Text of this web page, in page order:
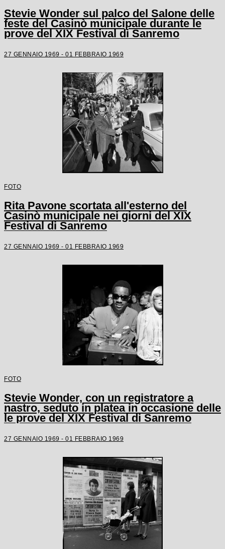
Stevie Wonder sul palco del Salone delle
feste del Casinò municipale durante le
prove del XIX Festival di Sanremo
27 GENNAIO 1969 - 01 FEBBRAIO 1969
FOTO
Rita Pavone scortata all'esterno del
Casinò municipale nei giorni del XIX
Festival di Sanremo
27 GENNAIO 1969 - 01 FEBBRAIO 1969
FOTO
Stevie Wonder, con un registratore a
nastro, seduto in platea in occasione delle
le prove del XIX Festival di Sanremo
27 GENNAIO 1969 - 01 FEBBRAIO 1969